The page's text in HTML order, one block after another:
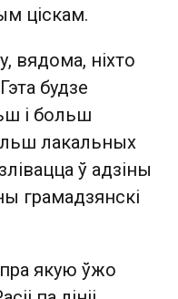
ціскам.
вядома, ніхто
будзе
і больш
лакальных
ў адзіны
грамадзянскі
якую ўжо